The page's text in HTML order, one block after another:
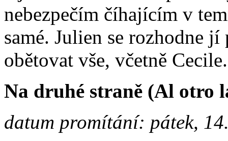
nebezpečím číhajícím v
samé. Julien se rozhodne
obětovat vše, včetně Cecile.
Na druhé straně (Al otro
datum promítání: pátek,